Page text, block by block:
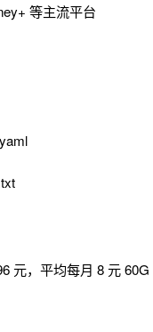
等主流平台
元，平均每月 8 元